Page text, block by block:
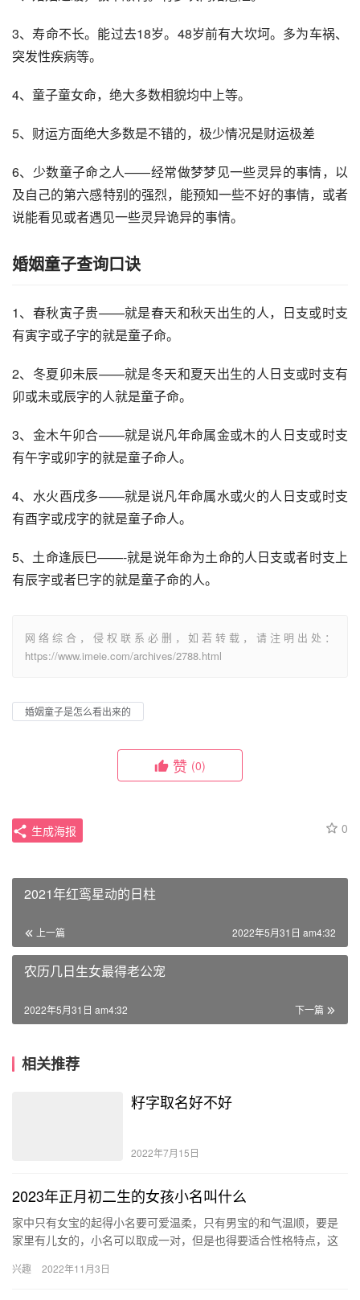
3、寿命不长。能过去18岁。48岁前有大坎坷。多为车祸、
突发性疾病等。
4、童子童女命，绝大多数相貌均中上等。
5、财运方面绝大多数是不错的，极少情况是财运极差
6、少数童子命之人——经常做梦梦见一些灵异的事情，以
及自己的第六感特别的强烈，能预知一些不好的事情，或者
说能看见或者遇见一些灵异诡异的事情。
婚姻童子查询口诀
1、春秋寅子贵——就是春天和秋天出生的人，日支或时支
有寅字或子字的就是童子命。
2、冬夏卯未辰——就是冬天和夏天出生的人日支或时支有
卯或未或辰字的人就是童子命。
3、金木午卯合——就是说凡年命属金或木的人日支或时支
有午字或卯字的就是童子命人。
4、水火酉戌多——就是说凡年命属水或火的人日支或时支
有酉字或戌字的就是童子命人。
5、土命逢辰巳——-就是说年命为土命的人日支或者时支上
有辰字或者巳字的就是童子命的人。
网络综合，侵权联系必删，如若转载，请注明出处：
https://www.imeie.com/archives/2788.html
婚姻童子是怎么看出来的
赞 (0)
0
生成海报
2021年红鸾星动的日柱
上一篇 2022年5月31日 am4:32
农历几日生女最得老公宠
下一篇
2022年5月31日 am4:32
相关推荐
籽字取名好不好
2022年7月15日
2023年正月初二生的女孩小名叫什么
家中只有女宝的起得小名要可爱温柔，只有男宝的和气温顺，要是
家里有儿女的，小名可以取成一对，但是也得要适合性格特点，这
宝宝小…
兴趣 2022年11月3日